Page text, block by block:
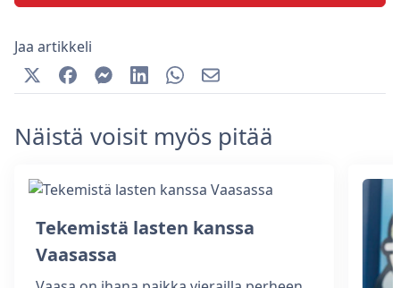
Jaa artikkeli
Näistä voisit myös pitää
Tekemistä lasten kanssa
Vaasassa